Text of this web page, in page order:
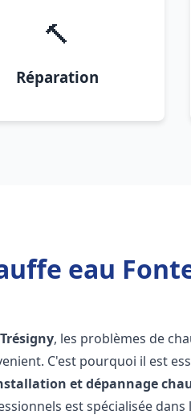
🔨
Réparation
eau
, les problèmes de
C'est pourquoi il est
et dépannage
est spécialisée